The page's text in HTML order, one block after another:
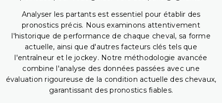
Analyser les partants est essentiel pour établir des
pronostics précis. Nous examinons attentivement
l'historique de performance de chaque cheval, sa forme
actuelle, ainsi que d'autres facteurs clés tels que
l'entraîneur et le jockey. Notre méthodologie avancée
combine l'analyse des données passées avec une
évaluation rigoureuse de la condition actuelle des chevaux,
garantissant des pronostics fiables.